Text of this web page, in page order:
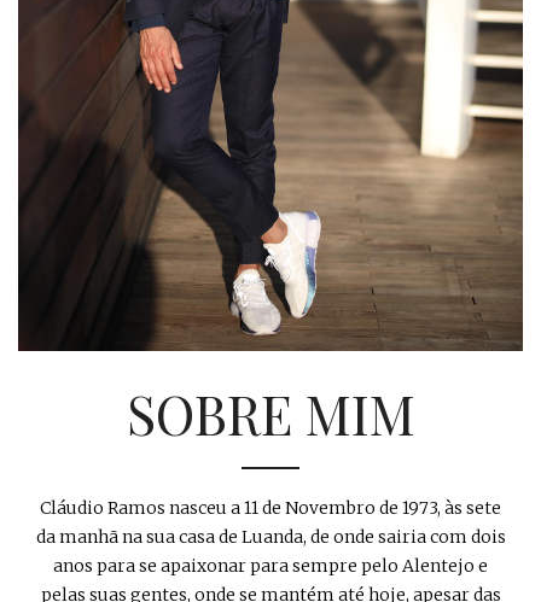
SOBRE MIM
Cláudio Ramos nasceu a 11 de Novembro de 1973, às sete
da manhã na sua casa de Luanda, de onde sairia com dois
anos para se apaixonar para sempre pelo Alentejo e
pelas suas gentes, onde se mantém até hoje, apesar das